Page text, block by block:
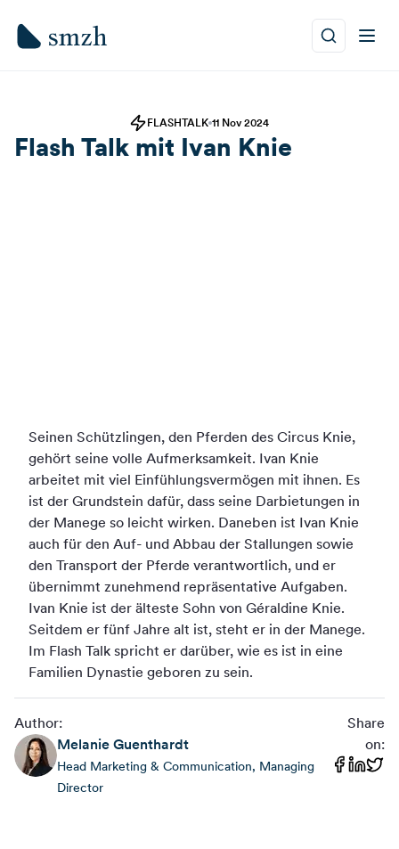
FLASHTALK 11 Nov 2024
Flash Talk mit Ivan Knie
Seinen Schützlingen, den Pferden des Circus Knie,
gehört seine volle Aufmerksamkeit. Ivan Knie
arbeitet mit viel Einfühlungsvermögen mit ihnen. Es
ist der Grundstein dafür, dass seine Darbietungen in
der Manege so leicht wirken. Daneben ist Ivan Knie
auch für den Auf- und Abbau der Stallungen sowie
den Transport der Pferde verantwortlich, und er
übernimmt zunehmend repräsentative Aufgaben.
Ivan Knie ist der älteste Sohn von Géraldine Knie.
Seitdem er fünf Jahre alt ist, steht er in der Manege.
Im Flash Talk spricht er darüber, wie es ist in eine
Familien Dynastie geboren zu sein.
Author:
Melanie Guenthardt
Head Marketing & Communication, Managing
Director
Share
on: